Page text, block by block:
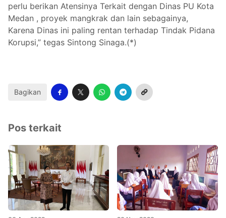
perlu berikan Atensinya Terkait dengan Dinas PU Kota
Medan , proyek mangkrak dan lain sebagainya,
Karena Dinas ini paling rentan terhadap Tindak Pidana
Korupsi,” tegas Sintong Sinaga.(*)
Bagikan
Pos terkait